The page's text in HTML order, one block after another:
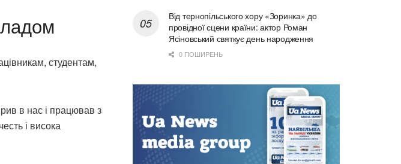
студентам,
в нас і працював з
і висока
Від тернопільського хору «Зоринка» до
провідної сцени країни: актор Роман
Ясіновський святкує день народження
0 ПОШИРЕНЬ